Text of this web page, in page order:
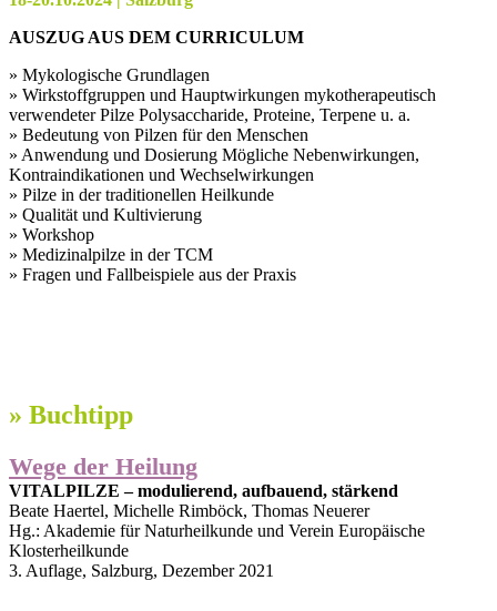
AUSZUG AUS DEM CURRICULUM
» Mykologische Grundlagen
» Wirkstoffgruppen und Hauptwirkungen mykotherapeutisch
verwendeter Pilze Polysaccharide, Proteine, Terpene u. a.
» Bedeutung von Pilzen für den Menschen
» Anwendung und Dosierung Mögliche Nebenwirkungen,
Kontraindikationen und Wechselwirkungen
» Pilze in der traditionellen Heilkunde
» Qualität und Kultivierung
» Workshop
» Medizinalpilze in der TCM
» Fragen und Fallbeispiele aus der Praxis
» Buchtipp
Wege der Heilung
VITALPILZE – modulierend, aufbauend, stärkend
Beate Haertel, Michelle Rimböck, Thomas Neuerer
Hg.: Akademie für Naturheilkunde und Verein Europäische
Klosterheilkunde
3. Auflage, Salzburg, Dezember 2021